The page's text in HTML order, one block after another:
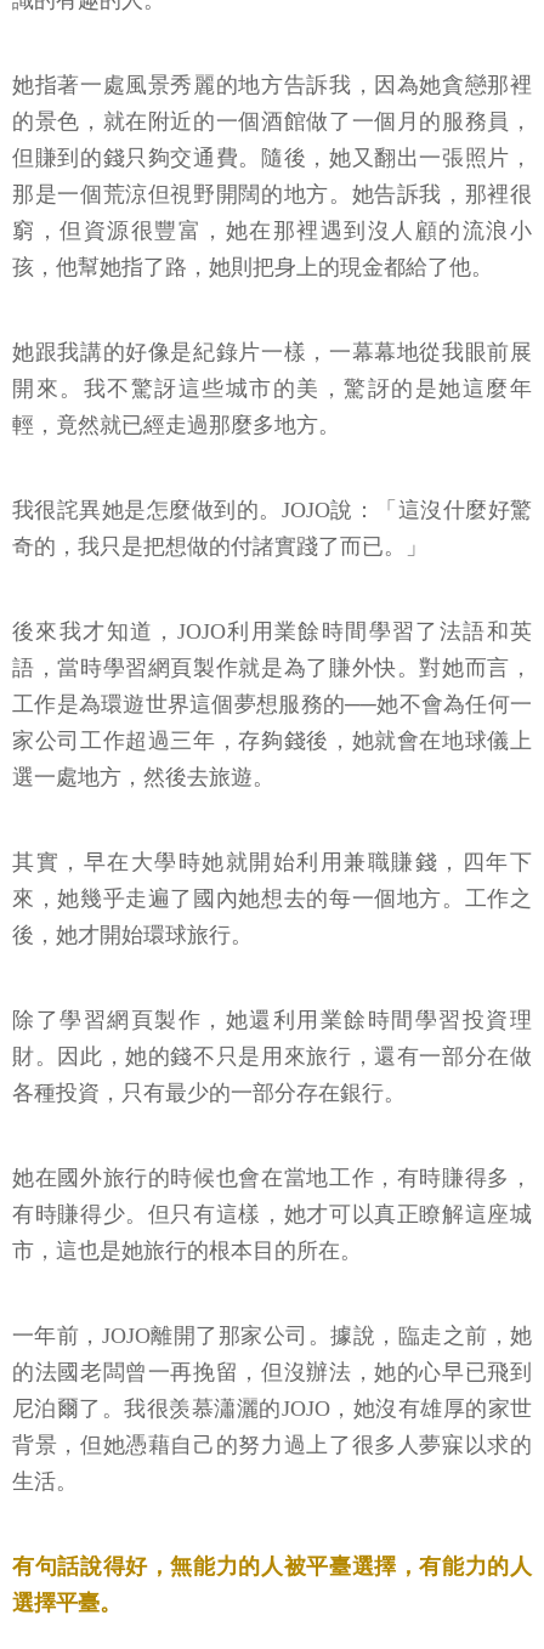
她指著一處風景秀麗的地方告訴我，因為她貪戀那裡
的景色，就在附近的一個酒館做了一個月的服務員，
但賺到的錢只夠交通費。隨後，她又翻出一張照片，
那是一個荒涼但視野開闊的地方。她告訴我，那裡很
窮，但資源很豐富，她在那裡遇到沒人顧的流浪小
孩，他幫她指了路，她則把身上的現金都給了他。
她跟我講的好像是紀錄片一樣，一幕幕地從我眼前展
開來。我不驚訝這些城市的美，驚訝的是她這麼年
輕，竟然就已經走過那麼多地方。
我很詫異她是怎麼做到的。JOJO說：「這沒什麼好驚
奇的，我只是把想做的付諸實踐了而已。」
後來我才知道，JOJO利用業餘時間學習了法語和英
語，當時學習網頁製作就是為了賺外快。對她而言，
工作是為環遊世界這個夢想服務的──她不會為任何一
家公司工作超過三年，存夠錢後，她就會在地球儀上
選一處地方，然後去旅遊。
其實，早在大學時她就開始利用兼職賺錢，四年下
來，她幾乎走遍了國內她想去的每一個地方。工作之
後，她才開始環球旅行。
除了學習網頁製作，她還利用業餘時間學習投資理
財。因此，她的錢不只是用來旅行，還有一部分在做
各種投資，只有最少的一部分存在銀行。
她在國外旅行的時候也會在當地工作，有時賺得多，
有時賺得少。但只有這樣，她才可以真正瞭解這座城
市，這也是她旅行的根本目的所在。
一年前，JOJO離開了那家公司。據說，臨走之前，她
的法國老闆曾一再挽留，但沒辦法，她的心早已飛到
尼泊爾了。我很羡慕瀟灑的JOJO，她沒有雄厚的家世
背景，但她憑藉自己的努力過上了很多人夢寐以求的
生活。
有句話說得好，無能力的人被平臺選擇，有能力的人
選擇平臺。